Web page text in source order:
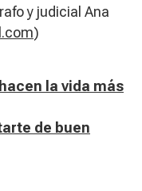
y judicial Ana
)
la vida más
de buen